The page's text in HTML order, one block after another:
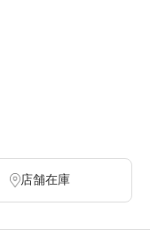
店舗在庫